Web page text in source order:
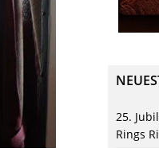
25.
Rings